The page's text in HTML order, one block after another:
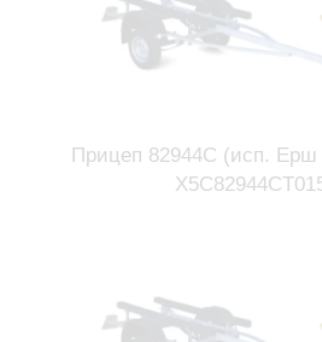
Прицеп 82944С (исп. Ерш